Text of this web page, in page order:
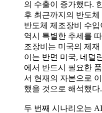
의 수출이 증가했다.
후 최근까지의 반도
반도체 제조장비 수
역시 특별한 추세를
조장비는 미국의 제
이는 반면 미국, 네덜
에서 반드시 필요한
서 현재의 자본으로
했을 것으로 해석했다.
두 번째 시나리오는